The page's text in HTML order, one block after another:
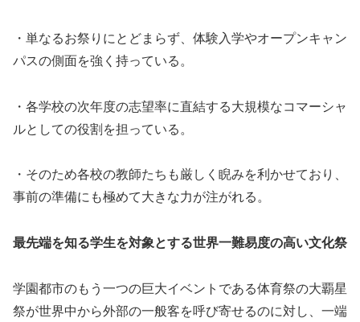
・単なるお祭りにとどまらず、体験入学やオープンキャン
パスの側面を強く持っている。
・各学校の次年度の志望率に直結する大規模なコマーシャ
ルとしての役割を担っている。
・そのため各校の教師たちも厳しく睨みを利かせており、
事前の準備にも極めて大きな力が注がれる。
最先端を知る学生を対象とする世界一難易度の高い文化祭
学園都市のもう一つの巨大イベントである体育祭の大覇星
祭が世界中から外部の一般客を呼び寄せるのに対し、一端